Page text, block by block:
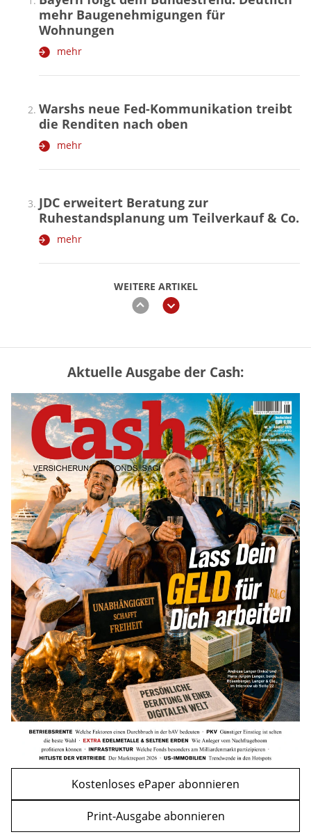
WEITERE ARTIKEL
zurückweiter
mehr Baugenehmigungen für
Wohnungen
mehr
Warshs neue Fed-Kommunikation treibt
die Renditen nach oben
mehr
JDC erweitert Beratung zur
Ruhestandsplanung um Teilverkauf & Co.
mehr
WEITERE ARTIKEL
zurückweiter
„Jung kauft Alt“ 2026: Neue Förderung im
Überblick – Tabelle mit Kreditbeträgen
und Einkommensgrenzen
mehr
Mütterrente III Tabelle: So viel Renten-
Nachzahlung ist pro Kind möglich
mehr
Kindergelderhöhung 2027: So viel ist für
Familien geplant
mehr
Aktuelle Ausgabe der Cash:
Kostenloses ePaper abonnieren
Print-Ausgabe abonnieren